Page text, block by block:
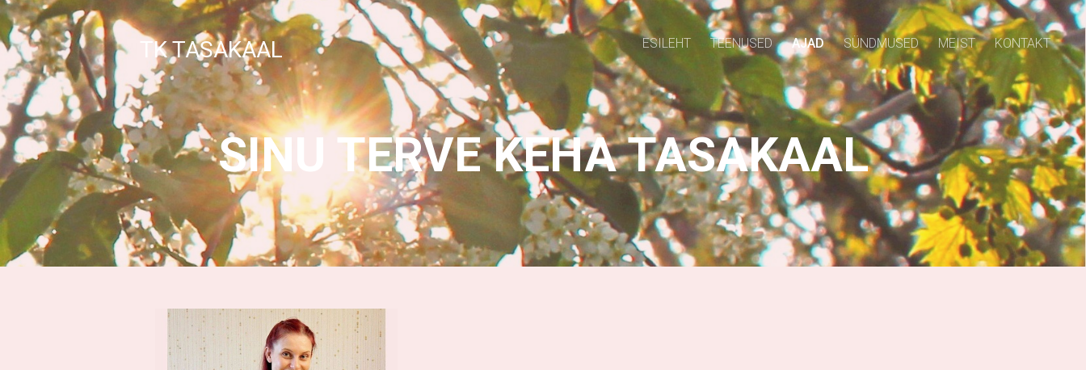
TK TASAKAAL ESILEHT TEENUSED AJAD SÜNDMUSED MEIST KONTAKT
SINU TERVE KEHA TASAKAAL